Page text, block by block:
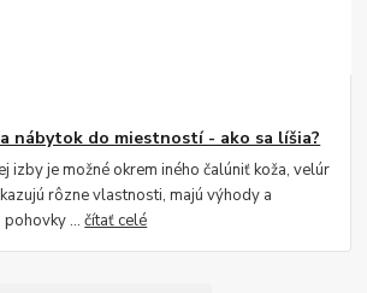
nábytok do miestností - ako sa líšia?
izby je možné okrem iného čalúniť koža, velúr
rôzne vlastnosti, majú výhody a
pohovky ...čítať celé